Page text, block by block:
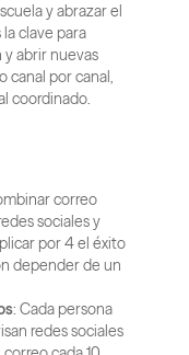
y abrazar el
clave para
abrir nuevas
canal por canal,
coordinado.
correo
sociales y
por 4 el éxito
depender de un
: Cada persona
redes sociales